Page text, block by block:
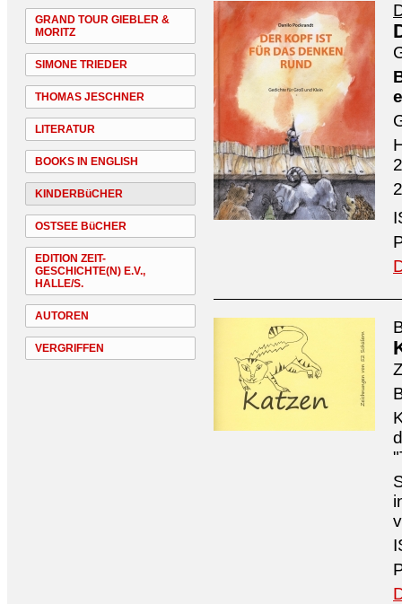
GRAND TOUR GIEBLER &
MORITZ
SIMONE TRIEDER
THOMAS JESCHNER
LITERATUR
BOOKS IN ENGLISH
KINDERBüCHER
OSTSEE BüCHER
EDITION ZEIT-
GESCHICHTE(N) E.V.,
HALLE/S.
AUTOREN
VERGRIFFEN